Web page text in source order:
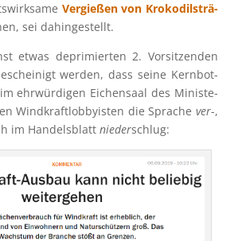
Vergie­ßen von Kroko­dils­trä­
sei dahingestellt.
etwas depri­mier­ten 2. Vorsit­zen­den
werden, dass seine Kernbot­
ehrwür­di­gen Eichen­saal des Minis­te­
Windkraft­lob­by­is­ten die Sprachever-,
im Handels­blatt niederschlug: